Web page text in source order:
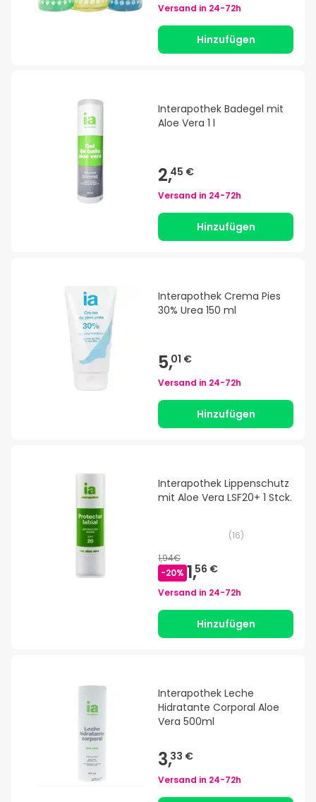
Versand in 24-72h
Hinzufügen
Interapothek Badegel mit
Aloe Vera 1 l
2,45 €
Versand in 24-72h
Hinzufügen
Interapothek Crema Pies
30% Urea 150 ml
5,01 €
Versand in 24-72h
Hinzufügen
Interapothek Lippenschutz
mit Aloe Vera LSF20+ 1 Stck.
(16)
1,94€
-20% 1,56 €
Versand in 24-72h
Hinzufügen
Interapothek Leche
Hidratante Corporal Aloe
Vera 500ml
3,33 €
Versand in 24-72h